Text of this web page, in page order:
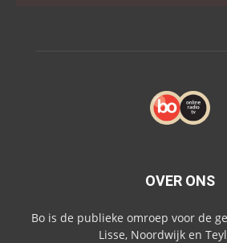
OVER ONS
Bo is de publieke omroep voor de
Lisse, Noordwijk en